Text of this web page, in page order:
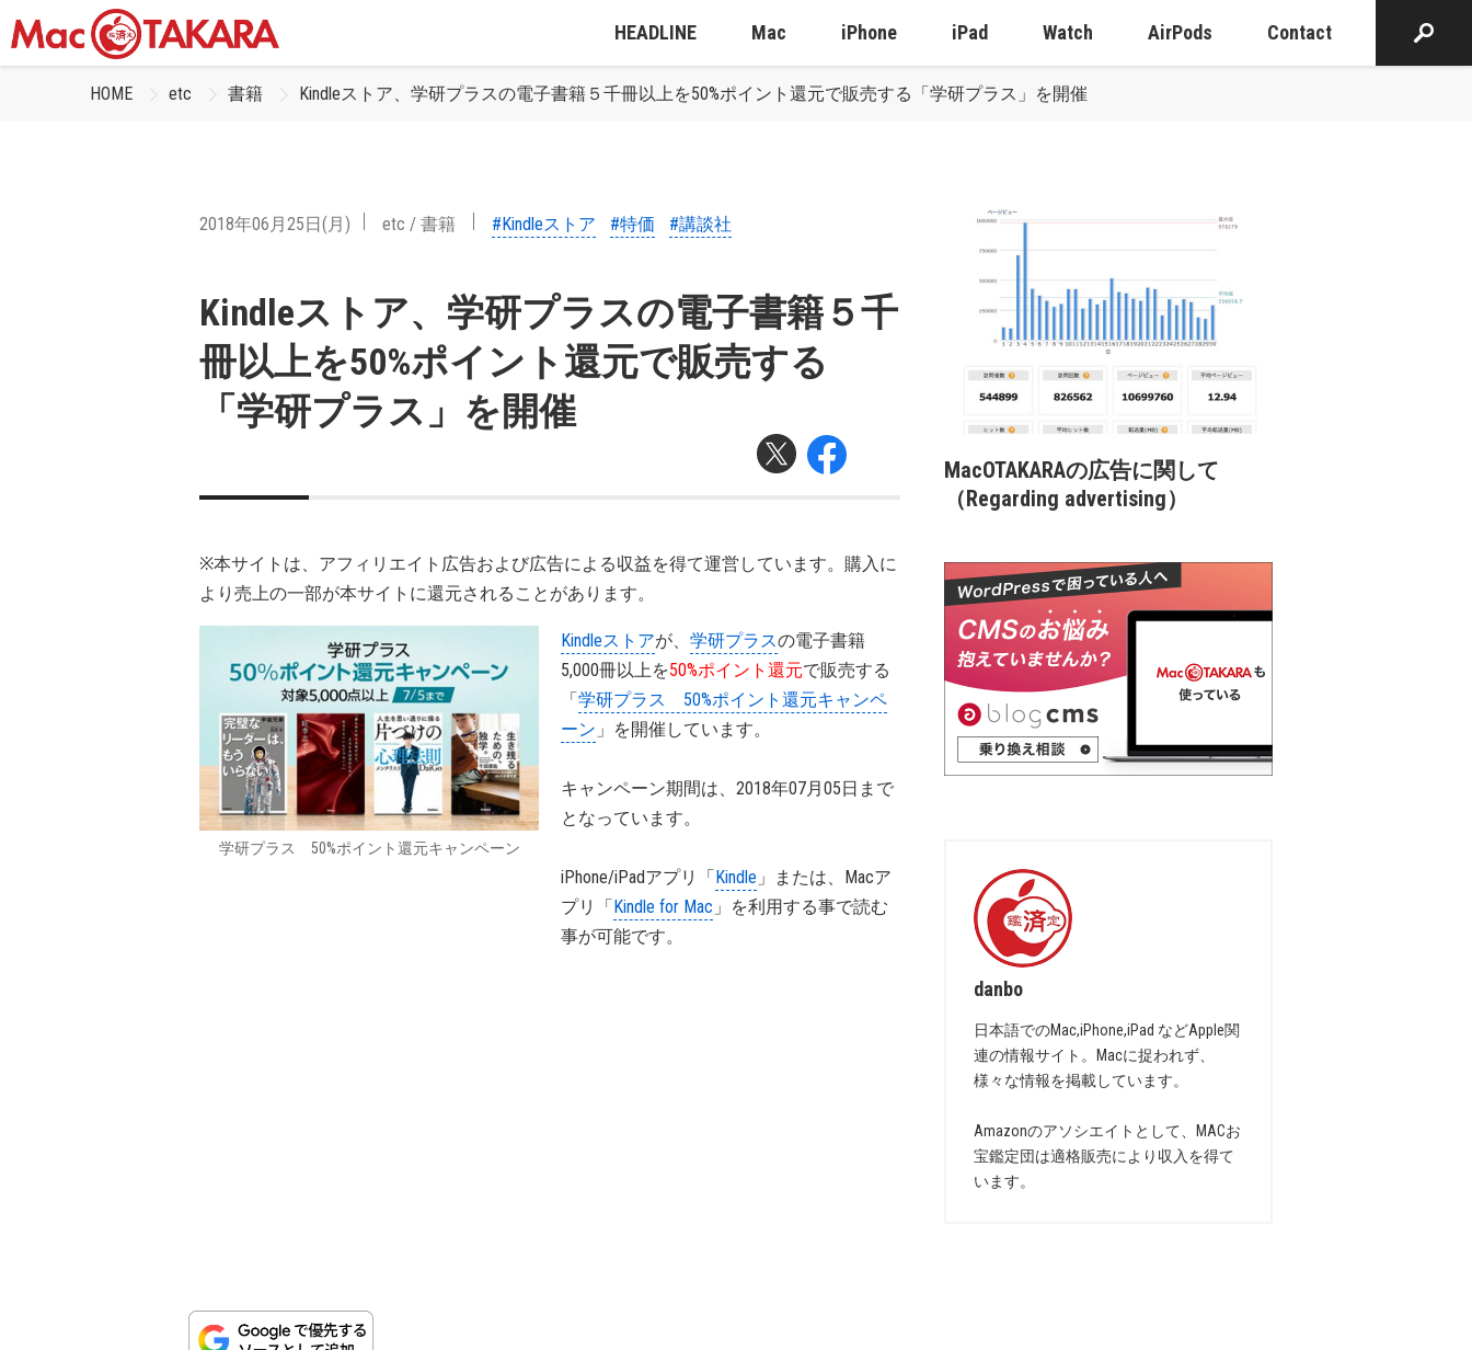
HEADLINE Mac iPhone iPad Watch AirPods Contact
HOME etc 書籍 Kindleストア、学研プラスの電子書籍５千冊以上を50%ポイント還元で販売する「学研プラス」を開催
2018年06月25日(月) etc / 書籍 #Kindleストア #特価 #講談社
Kindleストア、学研プラスの電子書籍５千
冊以上を50%ポイント還元で販売する
「学研プラス」を開催
※本サイトは、アフィリエイト広告および広告による収益を得て運営しています。購入に
より売上の一部が本サイトに還元されることがあります。
学研プラス 50%ポイント還元キャンペーン
Kindleストアが、 学研プラスの電子書籍
5,000冊以上を50%ポイント還元で販売する
「学研プラス 50%ポイント還元キャンペ
ーン 」を開催しています。
キャンペーン期間は、2018年07月05日まで
となっています。
iPhone/iPadアプリ「Kindle 」または、Macア
プリ「Kindle for Mac 」を利用する事で読む
事が可能です。
MacOTAKARAの広告に関して
（Regarding advertising）
danbo
日本語でのMac,iPhone,iPad などApple関
連の情報サイト。Macに捉われず、
様々な情報を掲載しています。
Amazonのアソシエイトとして、MACお
宝鑑定団は適格販売により収入を得て
います。